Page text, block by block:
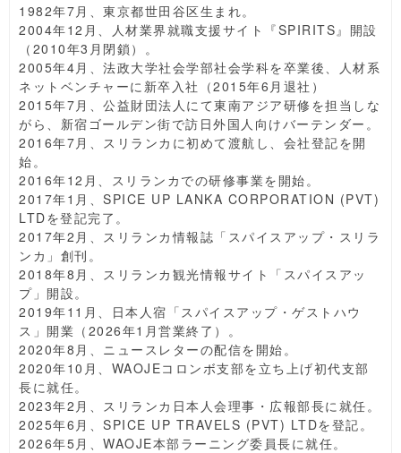
1982年7月、東京都世田谷区生まれ。
2004年12月、人材業界就職支援サイト『SPIRITS』開設
（2010年3月閉鎖）。
2005年4月、法政大学社会学部社会学科を卒業後、人材系
ネットベンチャーに新卒入社（2015年6月退社）
2015年7月、公益財団法人にて東南アジア研修を担当しな
がら、新宿ゴールデン街で訪日外国人向けバーテンダー。
2016年7月、スリランカに初めて渡航し、会社登記を開
始。
2016年12月、スリランカでの研修事業を開始。
2017年1月、SPICE UP LANKA CORPORATION (PVT)
LTDを登記完了。
2017年2月、スリランカ情報誌「スパイスアップ・スリラ
ンカ」創刊。
2018年8月、スリランカ観光情報サイト「スパイスアッ
プ」開設。
2019年11月、日本人宿「スパイスアップ・ゲストハウ
ス」開業（2026年1月営業終了）。
2020年8月、ニュースレターの配信を開始。
2020年10月、WAOJEコロンボ支部を立ち上げ初代支部
長に就任。
2023年2月、スリランカ日本人会理事・広報部長に就任。
2025年6月、SPICE UP TRAVELS (PVT) LTDを登記。
2026年5月、WAOJE本部ラーニング委員長に就任。